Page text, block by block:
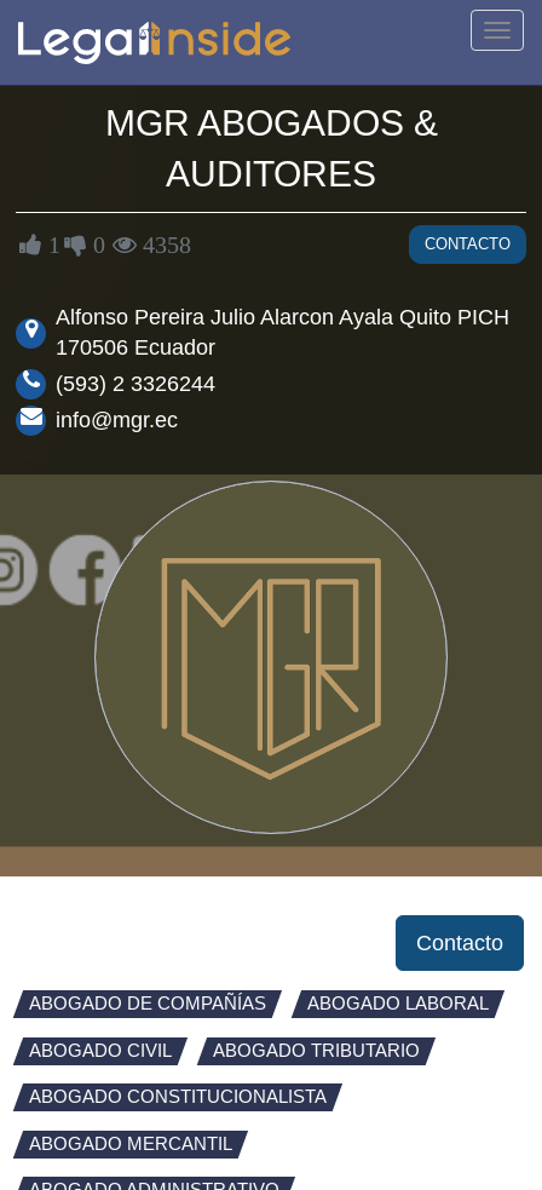
MGR ABOGADOS &
AUDITORES
1 0 4358 CONTACTO
Alfonso Pereira Julio Alarcon Ayala Quito PICH
170506 Ecuador
(593) 2 3326244
info@mgr.ec
Contacto
ABOGADO DE COMPAÑÍAS ABOGADO LABORAL
ABOGADO CIVIL ABOGADO TRIBUTARIO
ABOGADO CONSTITUCIONALISTA
ABOGADO MERCANTIL